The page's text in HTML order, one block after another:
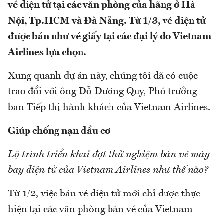
vé điện tử tại các văn phòng của hãng ở Hà
Nội, Tp.HCM và Đà Nẵng. Từ 1/3, vé điện tử
được bán như vé giấy tại các đại lý do Vietnam
Airlines lựa chọn.
Xung quanh dự án này, chúng tôi đã có cuộc
trao đổi với ông Đỗ Đương Quy, Phó trưởng
ban Tiếp thị hành khách của Vietnam Airlines.
Giúp chống nạn đầu cơ
Lộ trình triển khai đợt thử nghiệm bán vé máy
bay điện tử của Vietnam Airlines như thế nào?
Từ 1/2, việc bán vé điện tử mới chỉ được thực
hiện tại các văn phòng bán vé của Vietnam